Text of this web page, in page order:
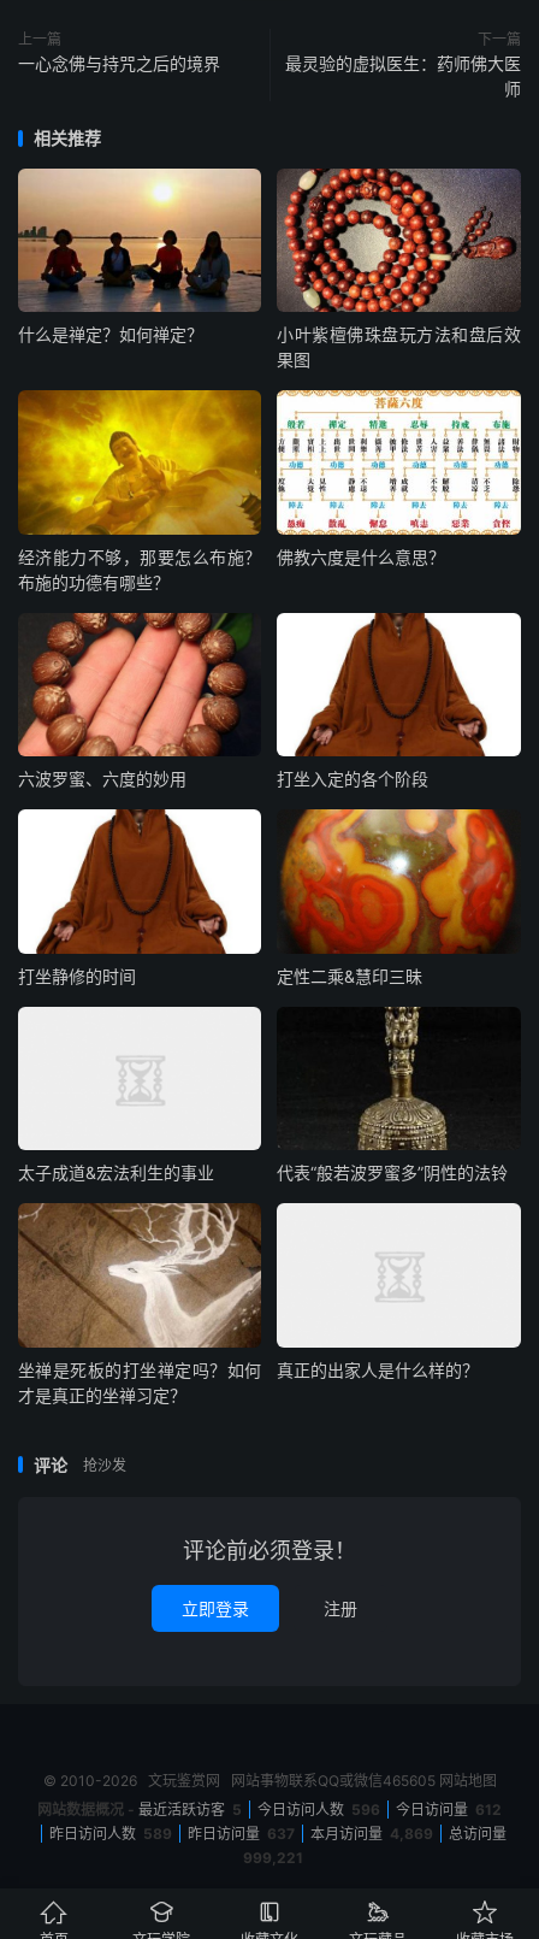
上一篇
一心念佛与持咒之后的境界
下一篇
最灵验的虚拟医生：药师佛大医
师
相关推荐
什么是禅定？如何禅定？
小叶紫檀佛珠盘玩方法和盘后效
果图
经济能力不够，那要怎么布施？
布施的功德有哪些？
佛教六度是什么意思？
六波罗蜜、六度的妙用 打坐入定的各个阶段
打坐静修的时间 定性二乘&慧印三昧
太子成道&宏法利生的事业 代表“般若波罗蜜多”阴性的法铃
坐禅是死板的打坐禅定吗？如何
才是真正的坐禅习定？
真正的出家人是什么样的？
评论 抢沙发
评论前必须登录！
立即登录 注册
© 2010-2026 文玩鉴赏网 网站事物联系QQ或微信465605 网站地图
网站数据概况 - 最近活跃访客 5 今日访问人数 596 今日访问量 612
昨日访问人数 589 昨日访问量 637 本月访问量 4,869
总访问量
999,221
    